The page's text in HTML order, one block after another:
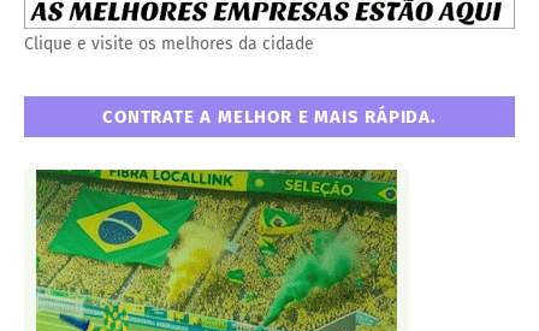
Clique e visite os melhores da cidade
CONTRATE A MELHOR E MAIS RÁPIDA.